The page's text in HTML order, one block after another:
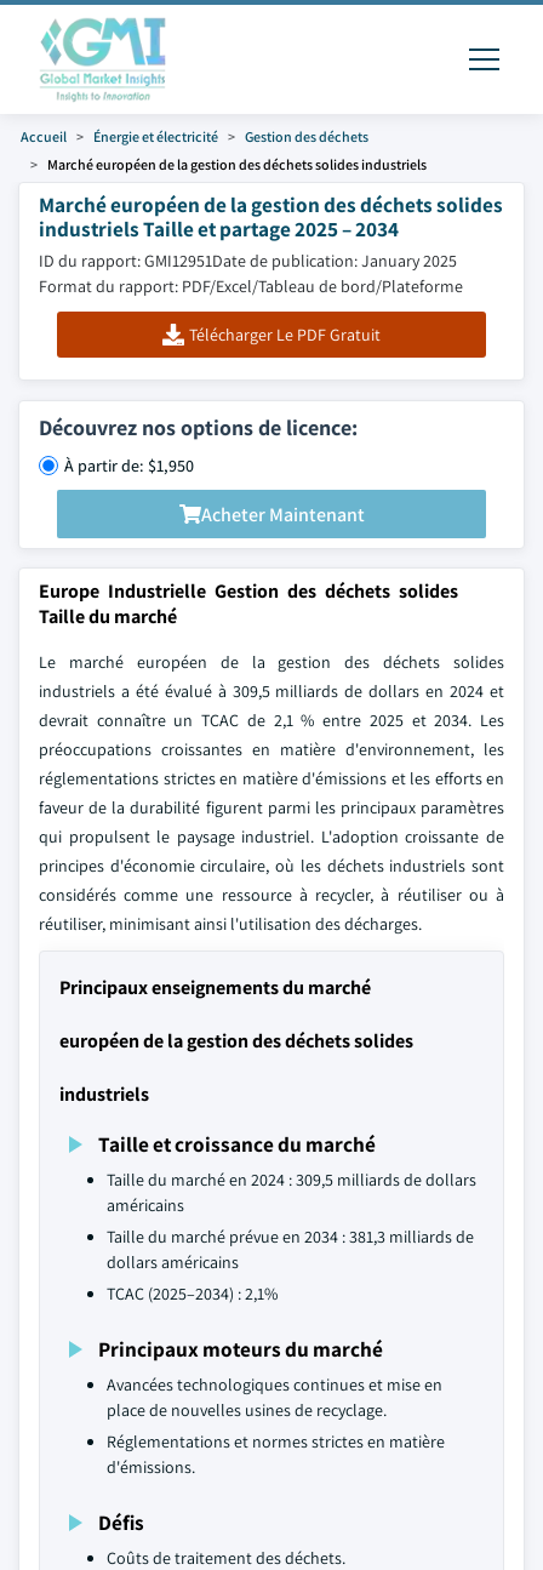
Accueil Énergie et électricité
Gestion des déchets
Marché européen de la gestion des déchets solides industriels
Marché européen de la gestion des déchets solides
industriels Taille et partage 2025 – 2034
ID du rapport: GMI12951Date de publication: January 2025
Format du rapport: PDF/Excel/Tableau de bord/Plateforme
Télécharger Le PDF Gratuit
Découvrez nos options de licence:
À partir de: $1,950
Acheter Maintenant
Europe Industrielle Gestion des déchets solides
Taille du marché
Le marché européen de la gestion des déchets solides
industriels a été évalué à 309,5 milliards de dollars en 2024 et
devrait connaître un TCAC de 2,1 % entre 2025 et 2034. Les
préoccupations croissantes en matière d'environnement, les
réglementations strictes en matière d'émissions et les efforts en
faveur de la durabilité figurent parmi les principaux paramètres
qui propulsent le paysage industriel. L'adoption croissante de
principes d'économie circulaire, où les déchets industriels sont
considérés comme une ressource à recycler, à réutiliser ou à
réutiliser, minimisant ainsi l'utilisation des décharges.
Principaux enseignements du marché
européen de la gestion des déchets solides
industriels
Taille et croissance du marché
Taille du marché en 2024 : 309,5 milliards de dollars
américains
Taille du marché prévue en 2034 : 381,3 milliards de
dollars américains
TCAC (2025–2034) : 2,1%
Principaux moteurs du marché
Avancées technologiques continues et mise en
place de nouvelles usines de recyclage.
Réglementations et normes strictes en matière
d'émissions.
Défis
Coûts de traitement des déchets.